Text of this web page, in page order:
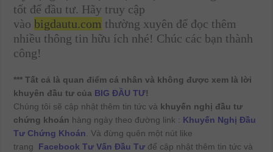
tốt để đầu tư. Hãy truy cập
vàobigdautu.com thường xuyên để đọc thêm
nhiều thông tin hữu ích nhé! Chúc các bạn thành
công!
*** Tất cả là quan điểm cá nhân và không được xem là lời
khuyên đầu tư của BIG ĐẦU TƯ!
Chúng tôi sẽ cập nhật thêm tin tức và khuyến nghị đầu tư
chứng khoán hàng ngày theo đường link : Khuyến Nghị Đầu
Tư Chứng Khoán . Và đừng quên một nút like
trang Facebook Tư Vấn Đầu Tư để cập nhật thêm tin tức và